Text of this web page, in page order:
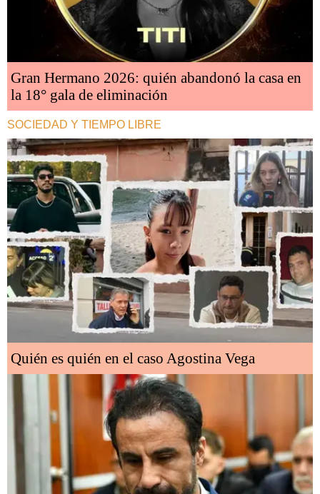
Gran Hermano 2026: quién abandonó la casa en
la 18° gala de eliminación
SOCIEDAD Y TIEMPO LIBRE
Quién es quién en el caso Agostina Vega